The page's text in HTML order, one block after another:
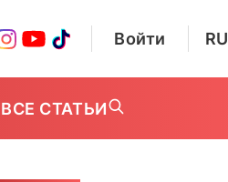
Войти RU
ВСЕ СТАТЬИ